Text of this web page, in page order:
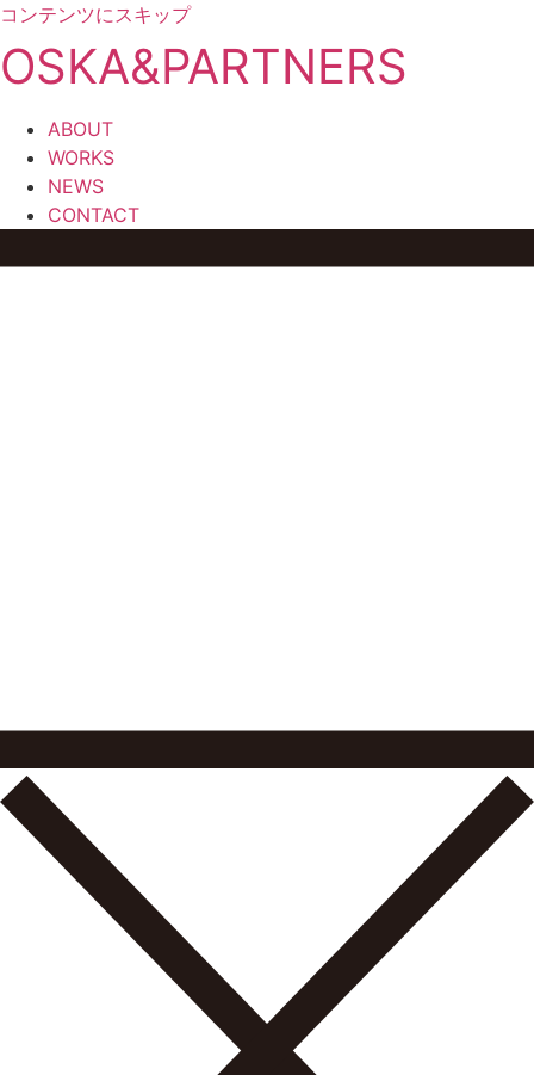
コンテンツにスキップ
OSKA&PARTNERS
ABOUT
WORKS
NEWS
CONTACT